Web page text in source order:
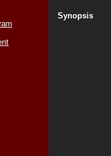
Synopsis